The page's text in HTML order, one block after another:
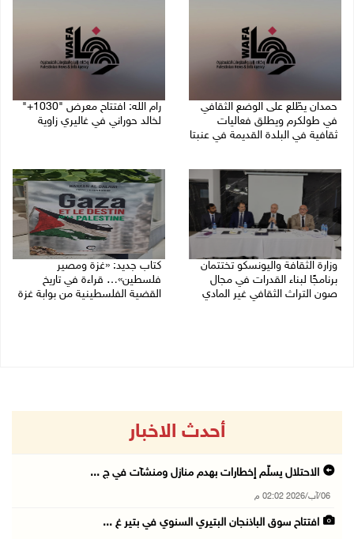
حمدان يطّلع على الوضع الثقافي
في طولكرم ويطلق فعاليات
ثقافية في البلدة القديمة في عنبتا
رام الله: افتتاح معرض "1030+"
لخالد حوراني في غاليري زاوية
وزارة الثقافة واليونسكو تختتمان
برنامجًا لبناء القدرات في مجال
صون التراث الثقافي غير المادي
كتاب جديد: «غزة ومصير
فلسطين»… قراءة في تاريخ
القضية الفلسطينية من بوابة غزة
أحدث الاخبار
الاحتلال يسلّم إخطارات بهدم منازل ومنشآت في ج ...
06/آب/2026 02:02 م
افتتاح سوق الباذنجان البتيري السنوي في بتير غ ...